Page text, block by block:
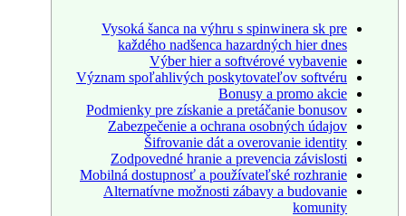
Vysoká šanca na výhru s spinwinera sk pre
každého nadšenca hazardných hier dnes
Výber hier a softvérové vybavenie
Význam spoľahlivých poskytovateľov softvéru
Bonusy a promo akcie
Podmienky pre získanie a pretáčanie bonusov
Zabezpečenie a ochrana osobných údajov
Šifrovanie dát a overovanie identity
Zodpovedné hranie a prevencia závislosti
Mobilná dostupnosť a používateľské rozhranie
Alternatívne možnosti zábavy a budovanie
komunity